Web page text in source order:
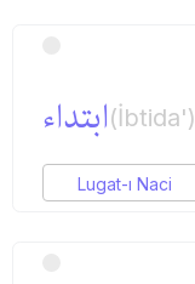
ابتداء(İbtida')
Lugat-ı Naci